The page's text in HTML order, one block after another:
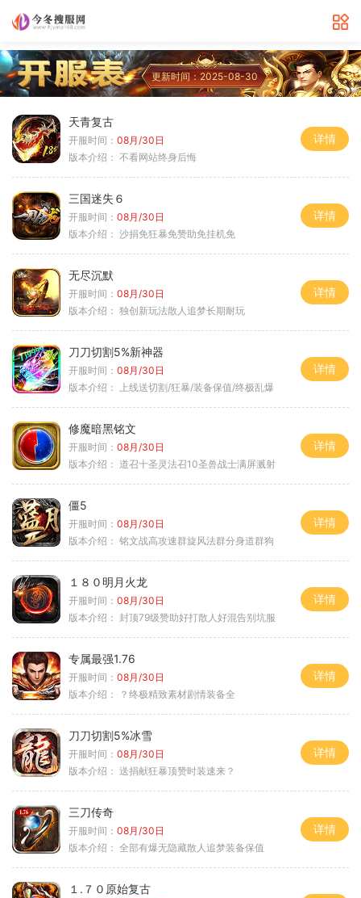
更新时间：2025-08-30
天青复古
开服时间： 08月/30日
版本介绍： 不看网站终身后悔
详情
三国迷失６
开服时间： 08月/30日
版本介绍： 沙捐免狂暴免赞助免挂机免
详情
无尽沉默
开服时间： 08月/30日
版本介绍： 独创新玩法散人追梦长期耐玩
详情
刀刀切割5%新神器
开服时间： 08月/30日
版本介绍：
上线送切割/狂暴/装备保值/终极乱爆
详情
修魔暗黑铭文
开服时间： 08月/30日
版本介绍： 道召十圣灵法召10圣兽战士满屏溅射
详情
僵5
开服时间： 08月/30日
版本介绍： 铭文战高攻速群旋风法群分身道群狗
详情
１８０明月火龙
开服时间： 08月/30日
版本介绍： 封顶79级赞助好打散人好混告别坑服
详情
专属最强1.76
开服时间： 08月/30日
版本介绍：
？终极精致素材剧情装备全
详情
刀刀切割5%冰雪
开服时间： 08月/30日
版本介绍： 送捐献狂暴顶赞时装速来？
详情
三刀传奇
开服时间： 08月/30日
版本介绍： 全部有爆无隐藏散人追梦装备保值
详情
１.７０原始复古